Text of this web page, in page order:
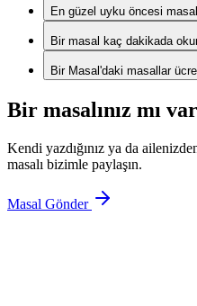
En güzel uyku öncesi
Bir masal kaç dakikada
Bir Masal'daki masallar
Bir masalınız mı
Kendi yazdığınız ya da
masalı bizimle paylaşın.
Masal Gönder